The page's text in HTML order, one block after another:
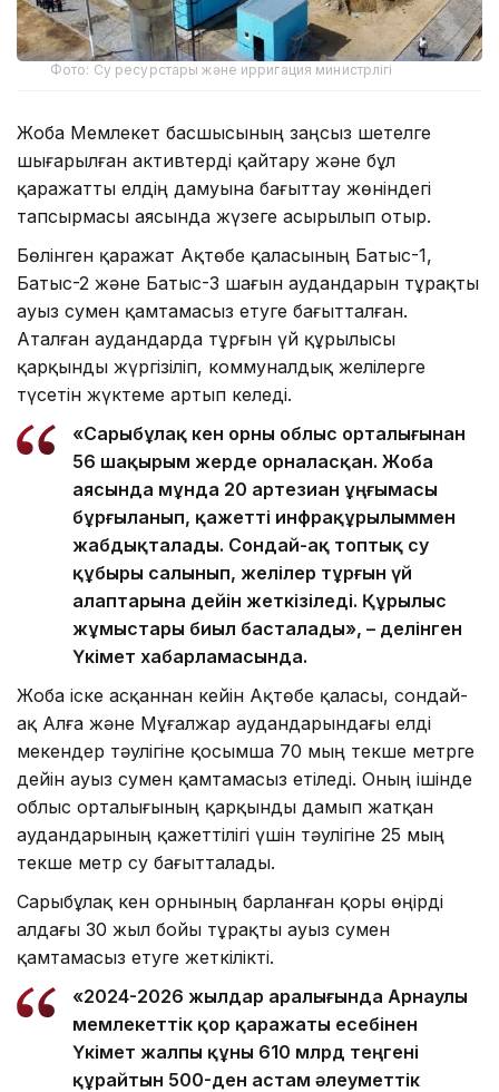
Фото: Су ресурстары және ирригация министрлігі
Жоба Мемлекет басшысының заңсыз шетелге
шығарылған активтерді қайтару және бұл
қаражатты елдің дамуына бағыттау жөніндегі
тапсырмасы аясында жүзеге асырылып отыр.
Бөлінген қаражат Ақтөбе қаласының Батыс-1,
Батыс-2 және Батыс-3 шағын аудандарын тұрақты
ауыз сумен қамтамасыз етуге бағытталған.
Аталған аудандарда тұрғын үй құрылысы
қарқынды жүргізіліп, коммуналдық желілерге
түсетін жүктеме артып келеді.
«Сарыбұлақ кен орны облыс орталығынан
56 шақырым жерде орналасқан. Жоба
аясында мұнда 20 артезиан ұңғымасы
бұрғыланып, қажетті инфрақұрылыммен
жабдықталады. Сондай-ақ топтық су
құбыры салынып, желілер тұрғын үй
алаптарына дейін жеткізіледі. Құрылыс
жұмыстары биыл басталады», – делінген
Үкімет хабарламасында.
Жоба іске асқаннан кейін Ақтөбе қаласы, сондай-
ақ Алға және Мұғалжар аудандарындағы елді
мекендер тәулігіне қосымша 70 мың текше метрге
дейін ауыз сумен қамтамасыз етіледі. Оның ішінде
облыс орталығының қарқынды дамып жатқан
аудандарының қажеттілігі үшін тәулігіне 25 мың
текше метр су бағытталады.
Сарыбұлақ кен орнының барланған қоры өңірді
алдағы 30 жыл бойы тұрақты ауыз сумен
қамтамасыз етуге жеткілікті.
«2024-2026 жылдар аралығында Арнаулы
мемлекеттік қор қаражаты есебінен
Үкімет жалпы құны 610 млрд теңгені
құрайтын 500-ден астам әлеуметтік